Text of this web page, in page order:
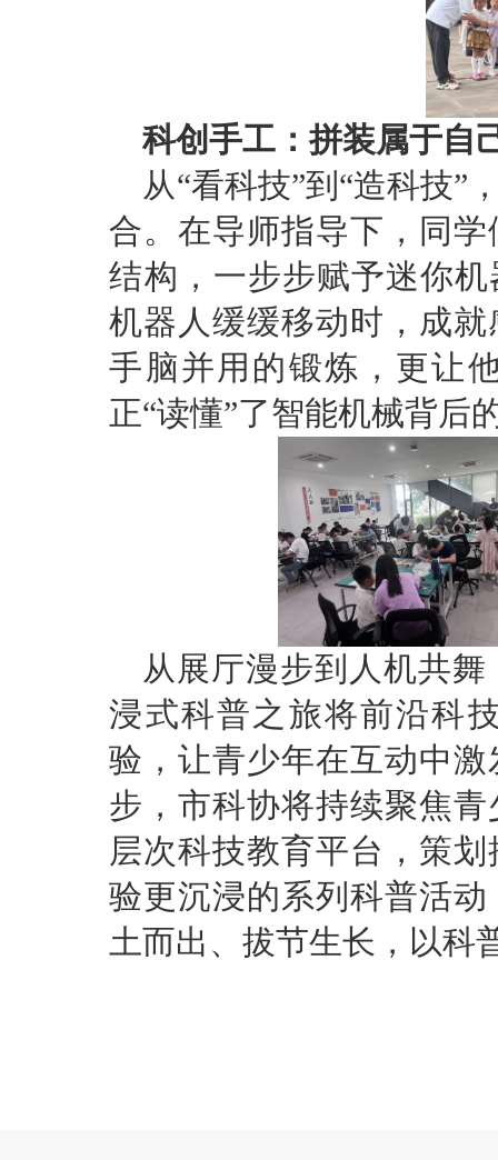
科创手工：拼装属于自
从“看科技”到“造科技”
合。在导师指导下，同
结构，一步步赋予迷你
机器人缓缓移动时，成
手脑并用的锻炼，更让
正“读懂”了智能机械背后
从展厅漫步到人机共
浸式科普之旅将前沿科
验，让青少年在互动中
步，市科协将持续聚焦
层次科技教育平台，策
验更沉浸的系列科普活
土而出、拔节生长，以科